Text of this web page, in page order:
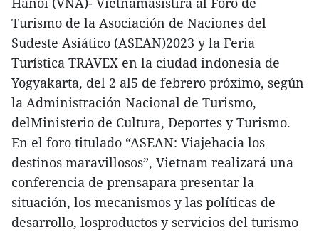
Turismo de la Asociación de Naciones del
Sudeste Asiático (ASEAN)2023 y la Feria
Turística TRAVEX en la ciudad indonesia de
Yogyakarta, del 2 al5 de febrero próximo, según
la Administración Nacional de Turismo,
delMinisterio de Cultura, Deportes y Turismo.
En el foro titulado “ASEAN: Viajehacia los
destinos maravillosos”, Vietnam realizará una
conferencia de prensapara presentar la
situación, los mecanismos y las políticas de
desarrollo, losproductos y servicios del turismo